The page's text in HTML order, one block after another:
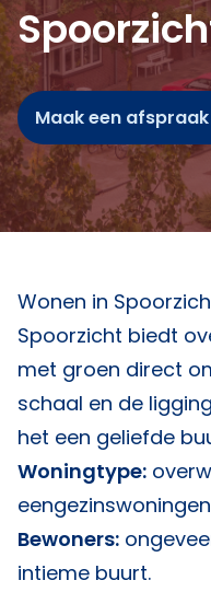
Maak een afspraak
Wonen in
Spoorzicht biedt
met groen direct
schaal en de
het een geliefde
Woningtype:
Bewoners:
intieme buurt.